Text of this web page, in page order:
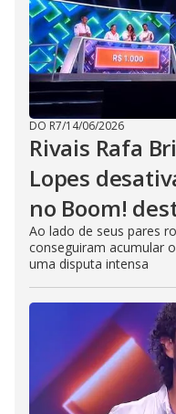
DO R7/14/06/2026
Rivais Rafa
Lopes
no Boom!
Ao lado de seus pares
conseguiram acumular
uma disputa intensa